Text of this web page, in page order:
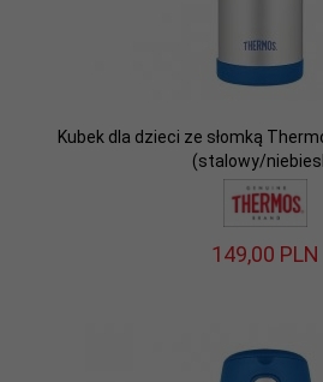
Kubek dla dzieci ze słomką
(stalowy/
149,00 PLN